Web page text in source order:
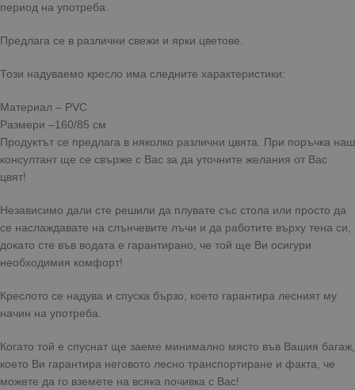
период на употреба.
Предлага се в различни свежи и ярки цветове.
Този надуваемо кресло има следните характеристики:
Материал – PVC
Размери –160/85 см
Продуктът се предлага в няколко различни цвята. При поръчка наш
консултант ще се свърже с Вас за да уточните желания от Вас
цвят!
Независимо дали сте решили да плувате със стола или просто да
се наслаждавате на слънчевите лъчи и да работите върху тена си,
докато сте във водата е гарантирано, че той ще Ви осигури
необходимия комфорт!
Креслото се надува и спуска бързо, което гарантира лесният му
начин на употреба.
Когато той е спуснат ще заеме минимално място във Вашия багаж,
което Ви гарантира неговото лесно транспортиране и факта, че
можете да го вземете на всяка почивка с Вас!